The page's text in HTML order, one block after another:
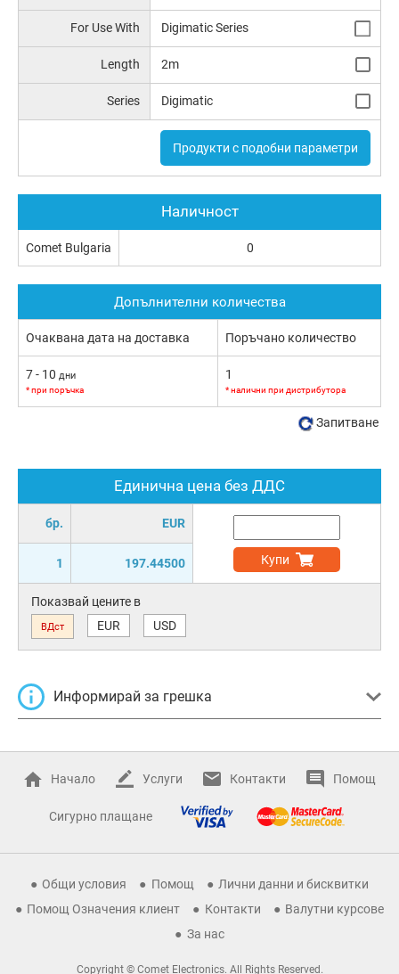
For Use With Digimatic Series
Length 2m
Series Digimatic
Продукти с подобни параметри
Единична цена без ДДС
бр. EUR
1 197.44500 Купи
Показвай цените в
ВДст EUR USD
Информирай за грешка
Наличност
Comet Bulgaria 0
Допълнителни количества
Очаквана дата на доставка Поръчано количество
7 - 10 дни
* при поръчка
1
* налични при дистрибутора
Запитване
Начало Услуги Контакти Помощ
Сигурно плащане
Общи условия Помощ
Лични данни и бисквитки
Помощ Означения клиент
Контакти
Валутни курсове
За нас
Copyright © Comet Electronics. All Rights Reserved.